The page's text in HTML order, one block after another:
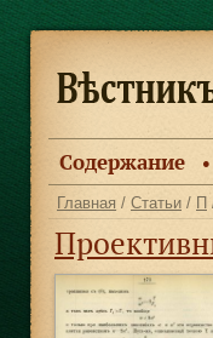
Содержание ●
Главная / Статьи / П